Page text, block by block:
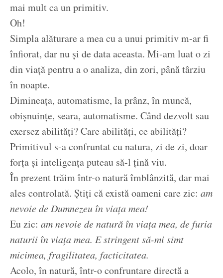
mai mult ca un primitiv.
Oh!
Simpla alăturare a mea cu a unui primitiv m-ar fi
înfiorat, dar nu și de data aceasta. Mi-am luat o zi
din viață pentru a o analiza, din zori, până târziu
în noapte.
Dimineața, automatisme, la prânz, în muncă,
obișnuințe, seara, automatisme. Când dezvolt sau
exersez abilități? Care abilități, ce abilități?
Primitivul s-a confruntat cu natura, zi de zi, doar
forța și inteligența puteau să-l țină viu.
În prezent trăim într-o natură îmblânzită, dar mai
ales controlată. Știți că există oameni care zic: am
nevoie de Dumnezeu în viața mea!
Eu zic: am nevoie de natură în viața mea, de furia
naturii în viața mea. E stringent să-mi simt
micimea, fragilitatea, facticitatea.
Acolo, în natură, într-o confruntare directă a